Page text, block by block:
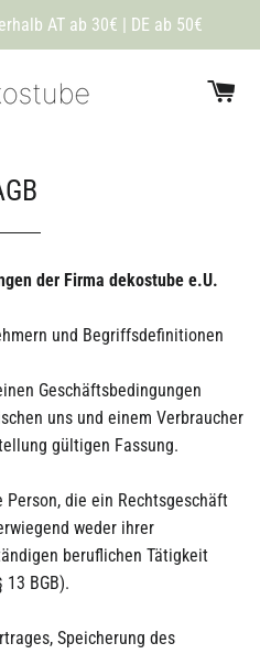
AT ab 30€ | DE ab 50€
der Firma dekostube e.U.
und Begriffsdefinitionen
Geschäftsbedingungen
uns und einem Verbraucher
gültigen Fassung.
die ein Rechtsgeschäft
weder ihrer
beruflichen Tätigkeit
BGB).
Speicherung des